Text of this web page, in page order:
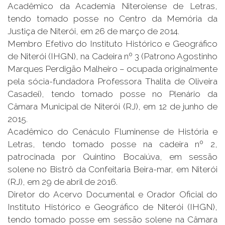
Acadêmico da Academia Niteroiense de Letras,
tendo tomado posse no Centro da Memória da
Justiça de Niterói, em 26 de março de 2014.
Membro Efetivo do Instituto Histórico e Geográfico
de Niterói (IHGN), na Cadeira nº 3 (Patrono Agostinho
Marques Perdigão Malheiro – ocupada originalmente
pela sócia-fundadora Professora Thalita de Oliveira
Casadei), tendo tomado posse no Plenário da
Câmara Municipal de Niterói (RJ), em 12 de junho de
2015.
Acadêmico do Cenáculo Fluminense de História e
Letras, tendo tomado posse na cadeira nº 2,
patrocinada por Quintino Bocaiúva, em sessão
solene no Bistrô da Confeitaria Beira-mar, em Niterói
(RJ), em 29 de abril de 2016.
Diretor do Acervo Documental e Orador Oficial do
Instituto Histórico e Geográfico de Niterói (IHGN),
tendo tomado posse em sessão solene na Câmara